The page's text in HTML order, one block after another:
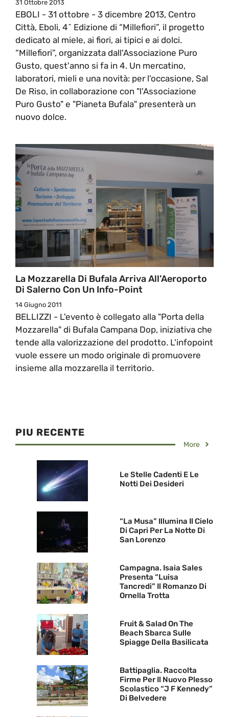
31 Ottobre 2013
EBOLI - 31 ottobre - 3 dicembre 2013, Centro
Città, Eboli, 4^ Edizione di “Millefiori”, il progetto
dedicato al miele, ai fiori, ai tipici e ai dolci.
“Millefiori”, organizzata dall'Associazione Puro
Gusto, quest'anno si fa in 4. Un mercatino,
laboratori, mieli e una novità: per l'occasione, Sal
De Riso, in collaborazione con "l'Associazione
Puro Gusto" e "Pianeta Bufala" presenterà un
nuovo dolce.
La Mozzarella Di Bufala Arriva All’Aeroporto
Di Salerno Con Un Info-Point
14 Giugno 2011
BELLIZZI - L'evento è collegato alla "Porta della
Mozzarella" di Bufala Campana Dop, iniziativa che
tende alla valorizzazione del prodotto. L'infopoint
vuole essere un modo originale di promuovere
insieme alla mozzarella il territorio.
PIU RECENTE
More
Le Stelle Cadenti E Le
Notti Dei Desideri
“La Musa” Illumina Il Cielo
Di Capri Per La Notte Di
San Lorenzo
Campagna. Isaia Sales
Presenta “Luisa
Tancredi” Il Romanzo Di
Ornella Trotta
Fruit & Salad On The
Beach Sbarca Sulle
Spiagge Della Basilicata
Battipaglia. Raccolta
Firme Per Il Nuovo Plesso
Scolastico “J F Kennedy”
Di Belvedere